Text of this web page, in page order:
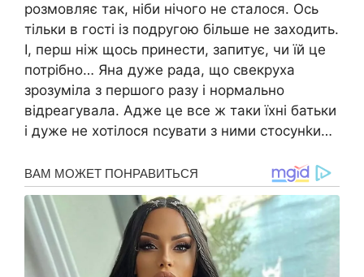
розмовляє так, ніби нічого не сталося. Ось
тільки в гості із подругою більше не заходить.
І, перш ніж щось принести, запитує, чи їй це
потрібно… Яна дуже рада, що свекруха
зрозуміла з першого разу і нормально
відреагувала. Адже це все ж таки їхні батьки
і дуже не хотілося nсувати з ними стосунkи…